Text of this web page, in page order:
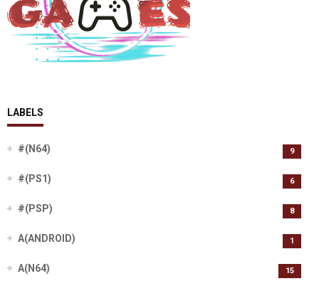
LABELS
#(N64) 9
#(PS1) 6
#(PSP) 8
A(ANDROID) 1
A(N64) 15